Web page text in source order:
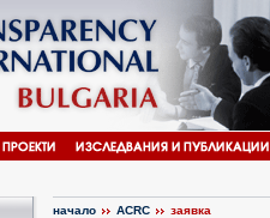
начало ACRC заявка